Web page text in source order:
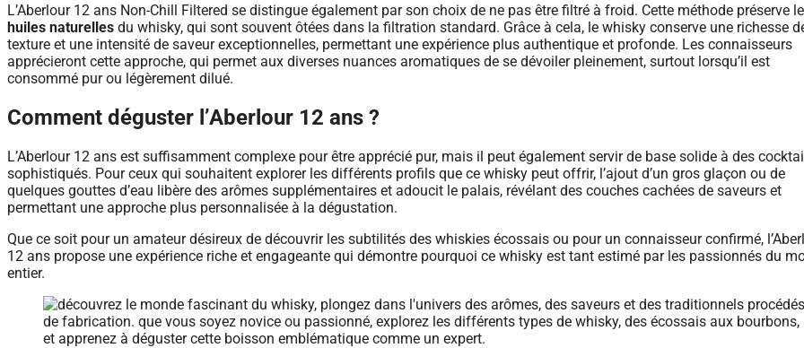
L’Aberlour 12 ans Non-Chill Filtered se distingue également par son choix de ne pas être filtré à froid. Cette méthode préserve
huiles naturelles du whisky, qui sont souvent ôtées dans la filtration standard. Grâce à cela, le whisky conserve une richesse
texture et une intensité de saveur exceptionnelles, permettant une expérience plus authentique et profonde. Les connaisseurs
apprécieront cette approche, qui permet aux diverses nuances aromatiques de se dévoiler pleinement, surtout lorsqu’il est
consommé pur ou légèrement dilué.
Comment déguster l’Aberlour 12 ans ?
L’Aberlour 12 ans est suffisamment complexe pour être apprécié pur, mais il peut également servir de base solide à des
sophistiqués. Pour ceux qui souhaitent explorer les différents profils que ce whisky peut offrir, l’ajout d’un gros glaçon ou de
quelques gouttes d’eau libère des arômes supplémentaires et adoucit le palais, révélant des couches cachées de saveurs et
permettant une approche plus personnalisée à la dégustation.
Que ce soit pour un amateur désireux de découvrir les subtilités des whiskies écossais ou pour un connaisseur confirmé,
12 ans propose une expérience riche et engageante qui démontre pourquoi ce whisky est tant estimé par les passionnés du
entier.